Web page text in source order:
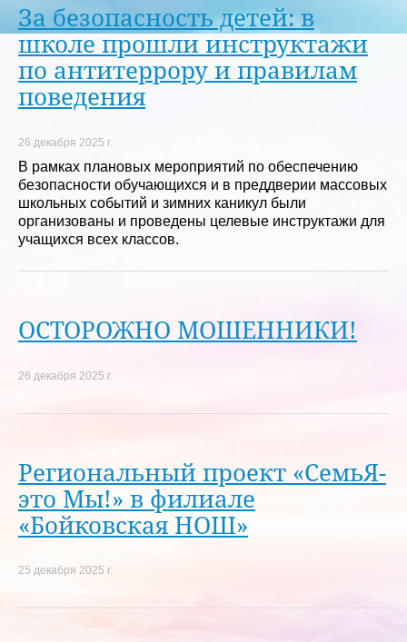
За безопасность детей: в
школе прошли инструктажи
по антитеррору и правилам
поведения
26 декабря 2025 г.
В рамках плановых мероприятий по обеспечению
безопасности обучающихся и в преддверии массовых
школьных событий и зимних каникул были
организованы и проведены целевые инструктажи для
учащихся всех классов.
ОСТОРОЖНО МОШЕННИКИ!
26 декабря 2025 г.
Региональный проект «СемьЯ-
это Мы!» в филиале
«Бойковская НОШ»
25 декабря 2025 г.